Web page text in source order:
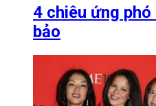
4 chiêu ứng
bảo